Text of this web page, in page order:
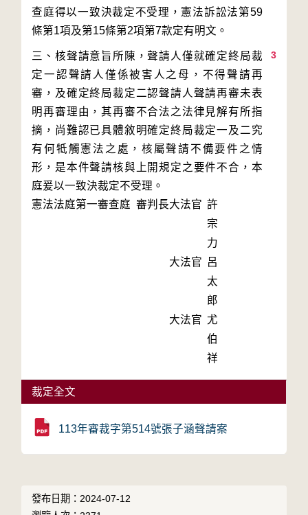
查庭得以一致決裁定不受理，憲法訴訟法第59
3
三、核聲請意旨所陳，聲請人僅就確定終局裁
定一認聲請人僅係被害人之母，不得聲請再
審，及確定終局裁定二認聲請人聲請再審未表
明再審理由，其再審不合法之法律見解有所指
摘，尚難認已具體敘明確定終局裁定一及二究
有何牴觸憲法之處，核屬聲請不備要件之情
形，是本件聲請核與上開規定之要件不合，本
庭爰以一致決裁定不受理。
憲法法庭第一審查庭 審判長大法官 許
宗
力
大法官 呂
太
郎
大法官 尤
伯
祥
裁定全文
113年審裁字第514號張子涵聲請案
發布日期：2024-07-12